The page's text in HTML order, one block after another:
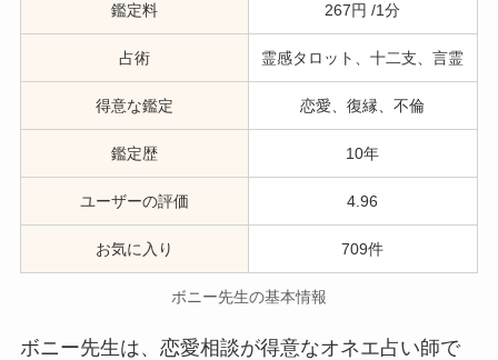
鑑定料 267円 /1分
占術 霊感タロット、十二支、言霊
得意な鑑定 恋愛、復縁、不倫
鑑定歴 10年
ユーザーの評価 4.96
お気に入り 709件
ボニー先生の基本情報
ボニー先生は、恋愛相談が得意なオネエ占い師で